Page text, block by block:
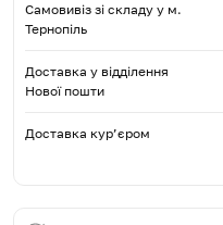
Самовивіз зі складу у м.
Тернопіль
Доставка у відділення
Нової пошти
Доставка кур’єром